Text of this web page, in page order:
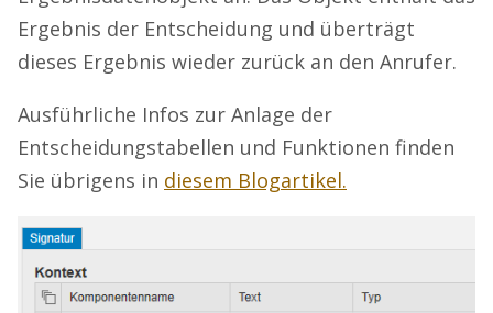
Ergebnis der Entscheidung und überträgt
dieses Ergebnis wieder zurück an den Anrufer.
Ausführliche Infos zur Anlage der
Entscheidungstabellen und Funktionen finden
Sie übrigens in diesem Blogartikel.